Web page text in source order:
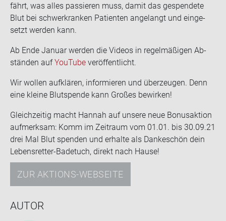
fährt, was alles pas­sie­ren muss, damit das ge­spen­de­te
Blut bei schwer­kran­ken Pa­ti­en­ten an­ge­langt und ein­ge­
setzt wer­den kann.
Ab Ende Ja­nu­ar wer­den die Vi­de­os in re­gel­mä­ßi­gen Ab­
stän­den aufYou­Tube ver­öf­fent­licht.
Wir wol­len auf­klä­ren, in­for­mie­ren und über­zeu­gen. Denn
eine klei­ne Blut­spen­de kann Gro­ßes be­wir­ken!
Gleich­zei­tig macht Han­nah auf un­se­re neue Bo­nus­ak­ti­on
auf­merk­sam: Komm im Zeit­raum vom 01.01. bis 30.09.21
drei Mal Blut spen­den und er­hal­te als Dan­ke­schön dein
Lebensretter-​Badetuch, di­rekt nach Hause!
ZUR AKTIONS-WEBSEITE
AUTOR